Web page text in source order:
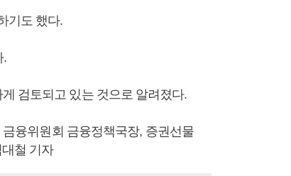
기도 했다.
.
검토되고 있는 것으로 알려졌다.
융위원회 금융정책국장, 증권선물
철 기자